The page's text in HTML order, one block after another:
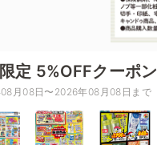
定 5%OFFクーポン
月08日〜2026年08月08日まで